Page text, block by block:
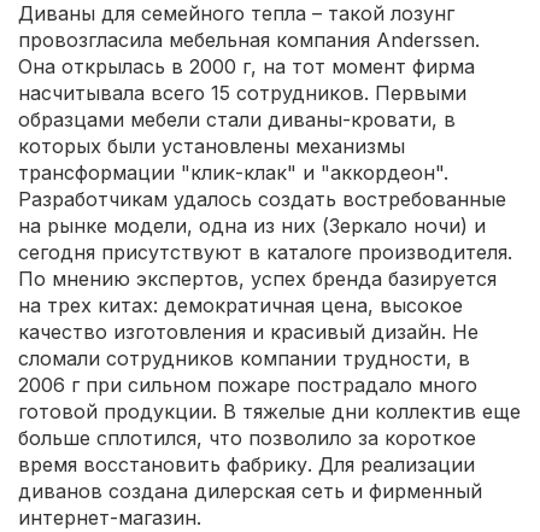
Диваны для семейного тепла – такой лозунг
провозгласила мебельная компания Anderssen.
Она открылась в 2000 г, на тот момент фирма
насчитывала всего 15 сотрудников. Первыми
образцами мебели стали диваны-кровати, в
которых были установлены механизмы
трансформации "клик-клак" и "аккордеон".
Разработчикам удалось создать востребованные
на рынке модели, одна из них (Зеркало ночи) и
сегодня присутствуют в каталоге производителя.
По мнению экспертов, успех бренда базируется
на трех китах: демократичная цена, высокое
качество изготовления и красивый дизайн. Не
сломали сотрудников компании трудности, в
2006 г при сильном пожаре пострадало много
готовой продукции. В тяжелые дни коллектив еще
больше сплотился, что позволило за короткое
время восстановить фабрику. Для реализации
диванов создана дилерская сеть и фирменный
интернет-магазин.